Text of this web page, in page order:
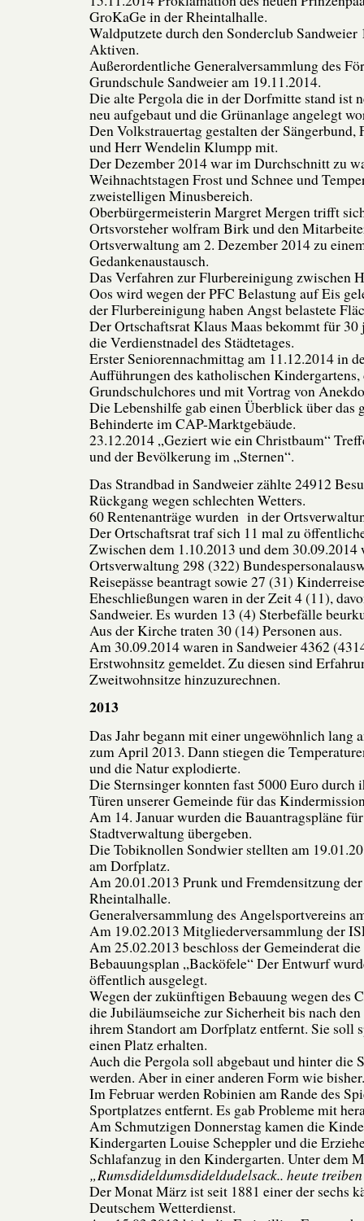
GroKaGe in der Rheintalhalle.
Waldputzete durch den Sonderclub
Aktiven.
Außerordentliche Generalversammlung des
Grundschule Sandweier am 19.11.2014.
Die alte Pergola die in der Dorfmitte stand ist
neu aufgebaut und die Grünanlage angelegt
Den Volkstrauertag gestalten der
und Herr Wendelin Klumpp mit.
Der Dezember 2014 war im Durchschnitt zu
Weihnachtstagen Frost und Schnee und
zweistelligen Minusbereich.
Oberbürgermeisterin Margret Mergen trifft
Ortsvorsteher wolfram Birk und den
Ortsverwaltung am 2. Dezember 2014 zu
Gedankenaustausch.
Das Verfahren zur Flurbereinigung zwischen
Oos wird wegen der PFC Belastung auf Eis
der Flurbereinigung haben Angst belastete
Der Ortschaftsrat Klaus Maas bekommt für
die Verdienstnadel des Städtetages.
Erster Seniorennachmittag am 11.12.2014 in
Aufführungen des katholischen Kindergartens,
Grundschulchores und mit Vortrag von
Die Lebenshilfe gab einen Überblick über das
Behinderte im CAP-Marktgebäude.
23.12.2014 „Geziert wie ein Christbaum“
und der Bevölkerung im „Sternen“.
Das Strandbad in Sandweier zählte 24912
Rückgang wegen schlechten Wetters.
60 Rentenanträge wurden in der
Der Ortschaftsrat traf sich 11 mal zu
Zwischen dem 1.10.2013 und dem 30.09.2014
Ortsverwaltung 298 (322)
Reisepässe beantragt sowie 27 (31)
Eheschließungen waren in der Zeit 4 (11),
Sandweier. Es wurden 13 (4) Sterbefälle
Aus der Kirche traten 30 (14) Personen aus.
Am 30.09.2014 waren in Sandweier 4362
Erstwohnsitz gemeldet. Zu diesen sind
Zweitwohnsitze hinzuzurechnen.
2013
Das Jahr begann mit einer ungewöhnlich lang
zum April 2013. Dann stiegen die
und die Natur explodierte.
Die Sternsinger konnten fast 5000 Euro durch
Türen unserer Gemeinde für das
Am 14. Januar wurden die Bauantragspläne
Stadtverwaltung übergeben.
Die Tobiknollen Sondwier stellten am
am Dorfplatz.
Am 20.01.2013 Prunk und Fremdensitzung
Rheintalhalle.
Generalversammlung des Angelsportvereins
Am 19.02.2013 Mitgliederversammlung der
Am 25.02.2013 beschloss der Gemeinderat
Bebauungsplan „Backöfele“ Der Entwurf
öffentlich ausgelegt.
Wegen der zukünftigen Bebauung wegen des
die Jubiläumseiche zur Sicherheit bis nach
ihrem Standort am Dorfplatz entfernt. Sie soll
einen Platz erhalten.
Auch die Pergola soll abgebaut und hinter die
werden. Aber in einer anderen Form wie bisher.
Im Februar werden Robinien am Rande des
Sportplatzes entfernt. Es gab Probleme mit
Am Schmutzigen Donnerstag kamen die
Kindergarten Louise Scheppler und die
Schlafanzug in den Kindergarten. Unter dem
„Rumsdideldumsdideldudelsack.. heute
Der Monat März ist seit 1881 einer der sechs
Deutschem Wetterdienst.